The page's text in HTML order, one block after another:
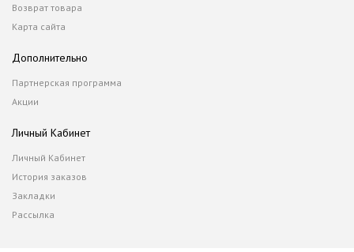
Возврат товара
Карта сайта
Дополнительно
Партнерская программа
Акции
Личный Кабинет
Личный Кабинет
История заказов
Закладки
Рассылка